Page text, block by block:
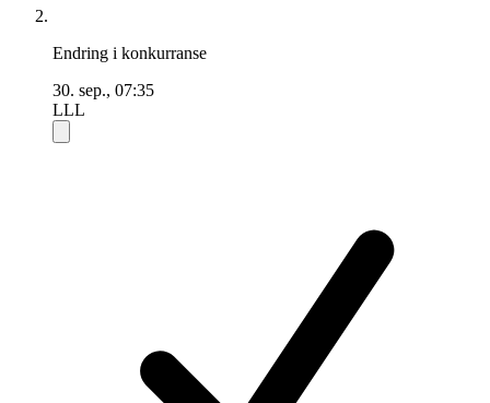
Endring i konkurranse
30. sep., 07:35
LLL